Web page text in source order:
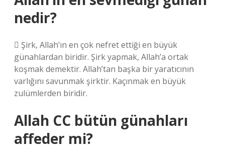
nedir?
 Şirk, Allah’ın en çok nefret ettiği en büyük
günahlardan biridir. Şirk yapmak, Allah’a ortak
koşmak demektir. Allah’tan başka bir yaratıcının
varlığını savunmak şirktir. Kaçınmak en büyük
zulümlerden biridir.
Allah CC bütün günahları
affeder mi?